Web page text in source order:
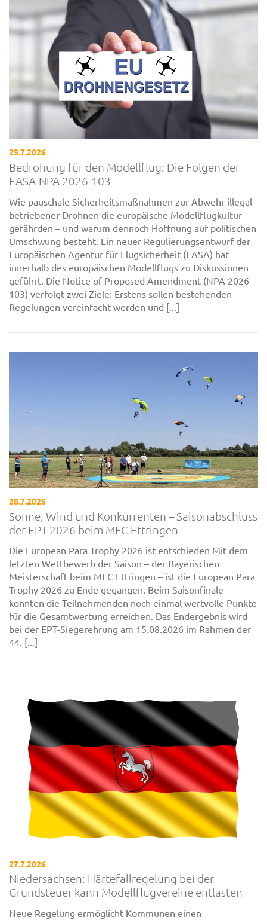
29.7.2026
Bedrohung für den Modellflug: Die Folgen der
EASA-NPA 2026-103
Wie pauschale Sicherheitsmaßnahmen zur Abwehr illegal
betriebener Drohnen die europäische Modellflugkultur
gefährden – und warum dennoch Hoffnung auf politischen
Umschwung besteht. Ein neuer Regulierungsentwurf der
Europäischen Agentur für Flugsicherheit (EASA) hat
innerhalb des europäischen Modellflugs zu Diskussionen
geführt. Die Notice of Proposed Amendment (NPA 2026-
103) verfolgt zwei Ziele: Erstens sollen bestehenden
Regelungen vereinfacht werden und [...]
28.7.2026
Sonne, Wind und Konkurrenten – Saisonabschluss
der EPT 2026 beim MFC Ettringen
Die European Para Trophy 2026 ist entschieden Mit dem
letzten Wettbewerb der Saison – der Bayerischen
Meisterschaft beim MFC Ettringen – ist die European Para
Trophy 2026 zu Ende gegangen. Beim Saisonfinale
konnten die Teilnehmenden noch einmal wertvolle Punkte
für die Gesamtwertung erreichen. Das Endergebnis wird
bei der EPT-Siegerehrung am 15.08.2026 im Rahmen der
44. [...]
27.7.2026
Niedersachsen: Härtefallregelung bei der
Grundsteuer kann Modellflugvereine entlasten
Neue Regelung ermöglicht Kommunen einen